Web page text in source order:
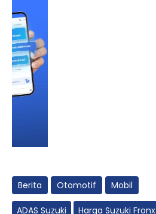
Berita Otomotif Mobil
ADAS Suzuki Harga Suzuki Fronx